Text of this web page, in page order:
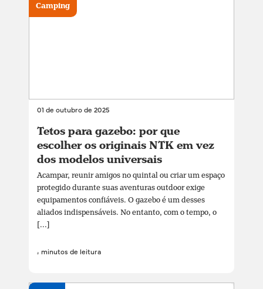
01 de outubro de 2025
Tetos para gazebo: por que
escolher os originais NTK em vez
dos modelos universais
Acampar, reunir amigos no quintal ou criar um espaço
protegido durante suas aventuras outdoor exige
equipamentos confiáveis. O gazebo é um desses
aliados indispensáveis. No entanto, com o tempo, o
[...]
4 minutos de leitura
Camping